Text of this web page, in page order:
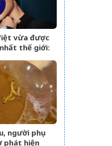
vừa được
thế giới:
nhất là đôi
người phụ
phát hiện